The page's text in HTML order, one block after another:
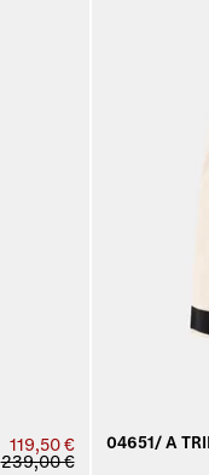
119,50 €
239,00 €
04651/ A